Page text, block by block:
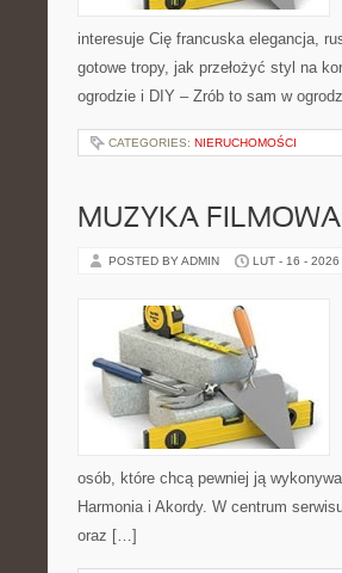
interesuje Cię francuska elegancja,
gotowe tropy, jak przełożyć styl na
ogrodzie i DIY – Zrób to sam w
CATEGORIES: NIERUCHOMOŚCI
MUZYKA
POSTED BY ADMIN LUT - 16 - 2026
osób, które chcą pewniej ją
Harmonia i Akordy. W centrum
oraz […]